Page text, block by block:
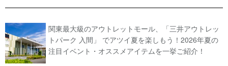
関東最大級のアウトレットモール、「三井アウトレッ
トパーク 入間」 でアツイ夏を楽しもう！2026年夏の
注目イベント・オススメアイテムを一挙ご紹介！